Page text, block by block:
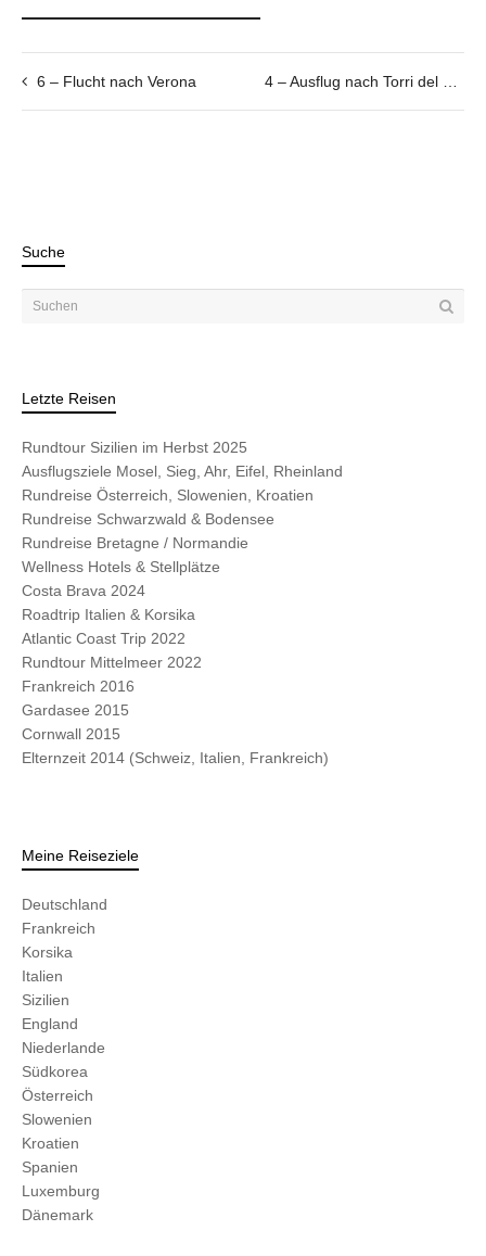
6 – Flucht nach Verona
Suche
Letzte Reisen
Rundtour Sizilien im Herbst 2025
Ausflugsziele Mosel, Sieg, Ahr, Eifel, Rheinland
Rundreise Österreich, Slowenien, Kroatien
Rundreise Schwarzwald & Bodensee
Rundreise Bretagne / Normandie
Wellness Hotels & Stellplätze
Costa Brava 2024
Roadtrip Italien & Korsika
Atlantic Coast Trip 2022
Rundtour Mittelmeer 2022
Frankreich 2016
Gardasee 2015
Cornwall 2015
Elternzeit 2014 (Schweiz, Italien, Frankreich)
Meine Reiseziele
Deutschland
Frankreich
Korsika
Italien
Sizilien
England
Niederlande
Südkorea
Österreich
Slowenien
Kroatien
Spanien
Luxemburg
Dänemark